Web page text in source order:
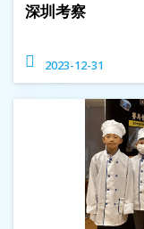
深圳考察
2023-12-31